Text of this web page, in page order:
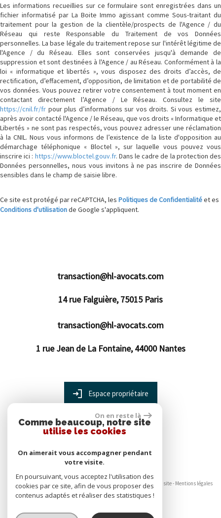
Les informations recueillies sur ce formulaire sont enregistrées dans un
fichier informatisé par La Boite Immo agissant comme Sous-traitant du
traitement pour la gestion de la clientèle/prospects de l'Agence / du
Réseau qui reste Responsable du Traitement de vos Données
personnelles. La base légale du traitement repose sur l'intérêt légitime de
l'Agence / du Réseau. Elles sont conservées jusqu'à demande de
suppression et sont destinées à l'Agence / au Réseau. Conformément à la
loi « informatique et libertés », vous disposez des droits d’accès, de
rectification, d’effacement, d’opposition, de limitation et de portabilité de
vos données. Vous pouvez retirer votre consentement à tout moment en
contactant directement l’Agence / Le Réseau. Consultez le site
https://cnil.fr/fr pour plus d’informations sur vos droits. Si vous estimez,
après avoir contacté l'Agence / le Réseau, que vos droits « Informatique et
Libertés » ne sont pas respectés, vous pouvez adresser une réclamation
à la CNIL. Nous vous informons de l’existence de la liste d'opposition au
démarchage téléphonique « Bloctel », sur laquelle vous pouvez vous
inscrire ici : https://www.bloctel.gouv.fr. Dans le cadre de la protection des
Données personnelles, nous vous invitons à ne pas inscrire de Données
sensibles dans le champ de saisie libre.
Ce site est protégé par reCAPTCHA, les Politiques de Confidentialitéet es
Conditions d'utilisationde Google s'appliquent.
transaction@hl-avocats.com
14 rue Falguière, 75015 Paris
transaction@hl-avocats.com
1 rue Jean de La Fontaine, 44000 Nantes
Espace propriétaire
© 2026 | Tous droits réservés | Traduction powered by Google - Plan du site- Mentions légales
-Nos honoraires -Partenaires -Admin
Site internet compatible multi-supports,
On en reste là
Comme beaucoup, notre site
utilise les cookies
On aimerait vous accompagner pendant
votre visite.
En poursuivant, vous acceptez l'utilisation des
cookies par ce site, afin de vous proposer des
contenus adaptés et réaliser des statistiques !